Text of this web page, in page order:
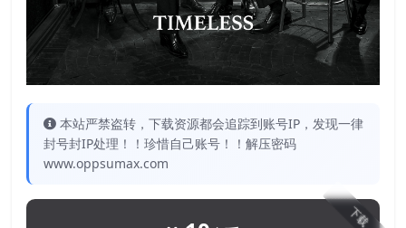
本站严禁盗转，下载资源都会追踪到账号IP，发现一律
封号封IP处理！！珍惜自己账号！！解压密码
www.oppsumax.com
下载